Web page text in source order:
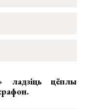
ладзіць цёплы